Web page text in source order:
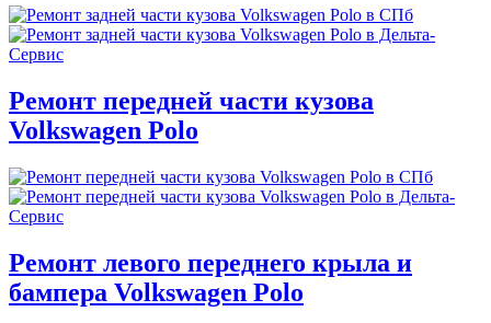
Ремонт передней части кузова
Volkswagen Polo
Ремонт левого переднего крыла и
бампера Volkswagen Polo